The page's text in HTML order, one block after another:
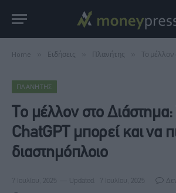
Home Ειδήσεις Πλανήτης Το μέλλον στο Διάστημα:
ΠΛΑΝΉΤΗΣ
Το μέλλον στο
ChatGPT μπορεί και να
διαστημόπλοιο
7 Ιουλίου, 2025 Updated: 7 Ιουλίου, 2025